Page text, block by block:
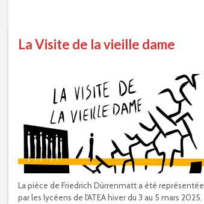
La Visite de la vieille dame
La pièce de Friedrich Dürrenmatt a été représentée
par les lycéens de l'ATEA hiver du 3 au 5 mars 2025.